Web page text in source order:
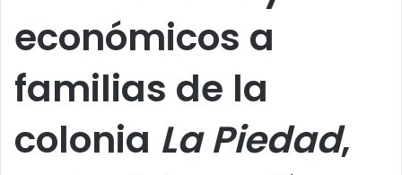
económicos a
familias de la
colonia La Piedad,